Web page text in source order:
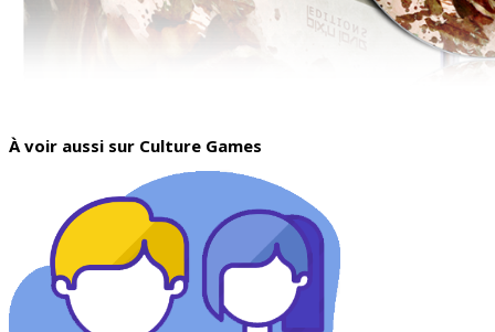
À voir aussi sur Culture Games